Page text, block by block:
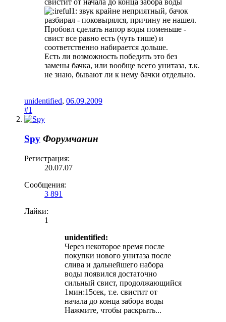
свистит от начала до конца забора воды
звук крайне неприятный, бачок
разбирал - поковырялся, причину не нашел.
Пробовл сделать напор воды поменьше -
свист все равно есть (чуть тише) и
соответственно набирается дольше.
Есть ли возможность победить это без
замены бачка, или вообще всего унитаза, т.к.
не знаю, бывают ли к нему бачки отдельно.
unidentified, 06.09.2009
#1
Spy Форумчанин
Регистрация:
20.07.07
Сообщения:
3 891
Лайки:
1
unidentified:
Через некоторое время после
покупки нового унитаза после
слива и дальнейшего набора
воды появился достаточно
сильный свист, продолжающийся
1мин:15сек, т.е. свистит от
начала до конца забора воды
Нажмите, чтобы раскрыть...